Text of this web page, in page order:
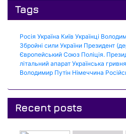
Tags
Росія Україна Київ Українці
Збройні сили України Президент
Європейський Союз Поліція.
літальний апарат Українська гривня
Володимир Путін Німеччина
Recent posts